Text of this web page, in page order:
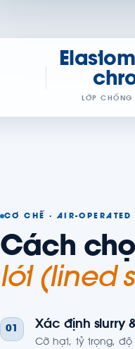
LỚP
CƠ CHẾ · AIR-OPERATED
Cách
lót (lined
01 Xác định slurry
Cỡ hạt, tỷ trọng,